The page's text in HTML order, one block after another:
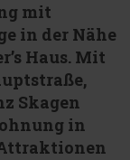
mit
in der Nähe
Haus. Mit
Skagen
in